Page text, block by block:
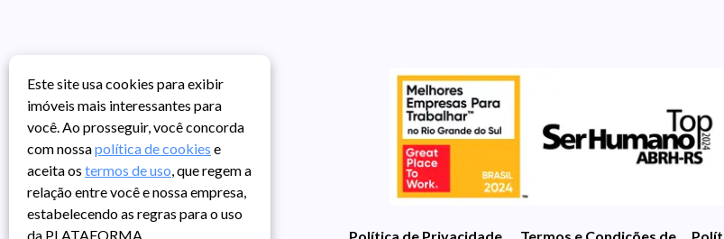
Política de Privacidade Termos e Condições de Uso
Este site usa cookies para exibir
imóveis mais interessantes para
você. Ao prosseguir, você concorda
com nossapolítica de cookies e
aceita os termos de uso, que regem a
relação entre você e nossa empresa,
estabelecendo as regras para o uso
da PLATAFORMA.